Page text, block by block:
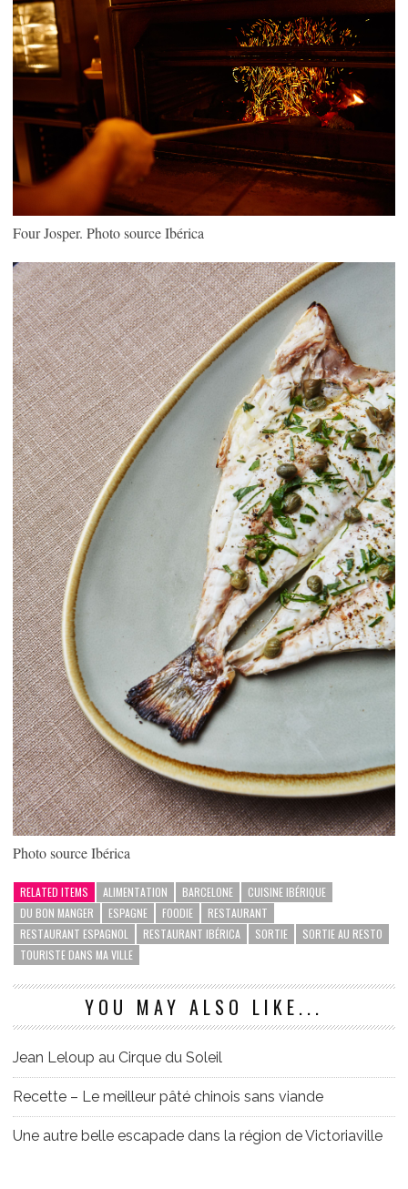
Four Josper. Photo source Ibérica
Photo source Ibérica
RELATED ITEMS ALIMENTATION BARCELONE
CUISINE IBÉRIQUE
DU BON MANGER
ESPAGNE FOODIE
RESTAURANT
RESTAURANT ESPAGNOL
RESTAURANT IBÉRICA SORTIE
SORTIE AU RESTO
TOURISTE DANS MA VILLE
YOU MAY ALSO LIKE...
Jean Leloup au Cirque du Soleil
Recette – Le meilleur pâté chinois sans viande
Une autre belle escapade dans la région de Victoriaville